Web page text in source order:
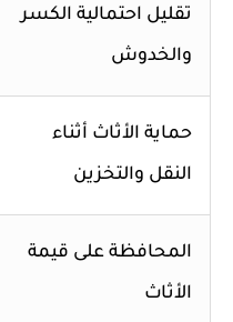
تقليل احتمالية الكسر
والخدوش
حماية الأثاث أثناء
النقل والتخزين
المحافظة على قيمة
الأثاث